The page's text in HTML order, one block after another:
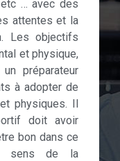
… avec des
attentes et la
Les objectifs
et physique,
préparateur
à adopter de
physiques. Il
doit avoir
bon dans ce
sens de la